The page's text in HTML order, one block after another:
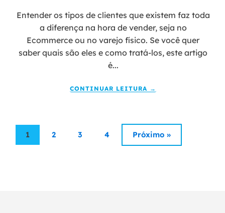
Entender os tipos de clientes que existem faz toda
a diferença na hora de vender, seja no
Ecommerce ou no varejo físico. Se você quer
saber quais são eles e como tratá-los, este artigo
é...
CONTINUAR LEITURA →
1 2 3 4 Próximo »